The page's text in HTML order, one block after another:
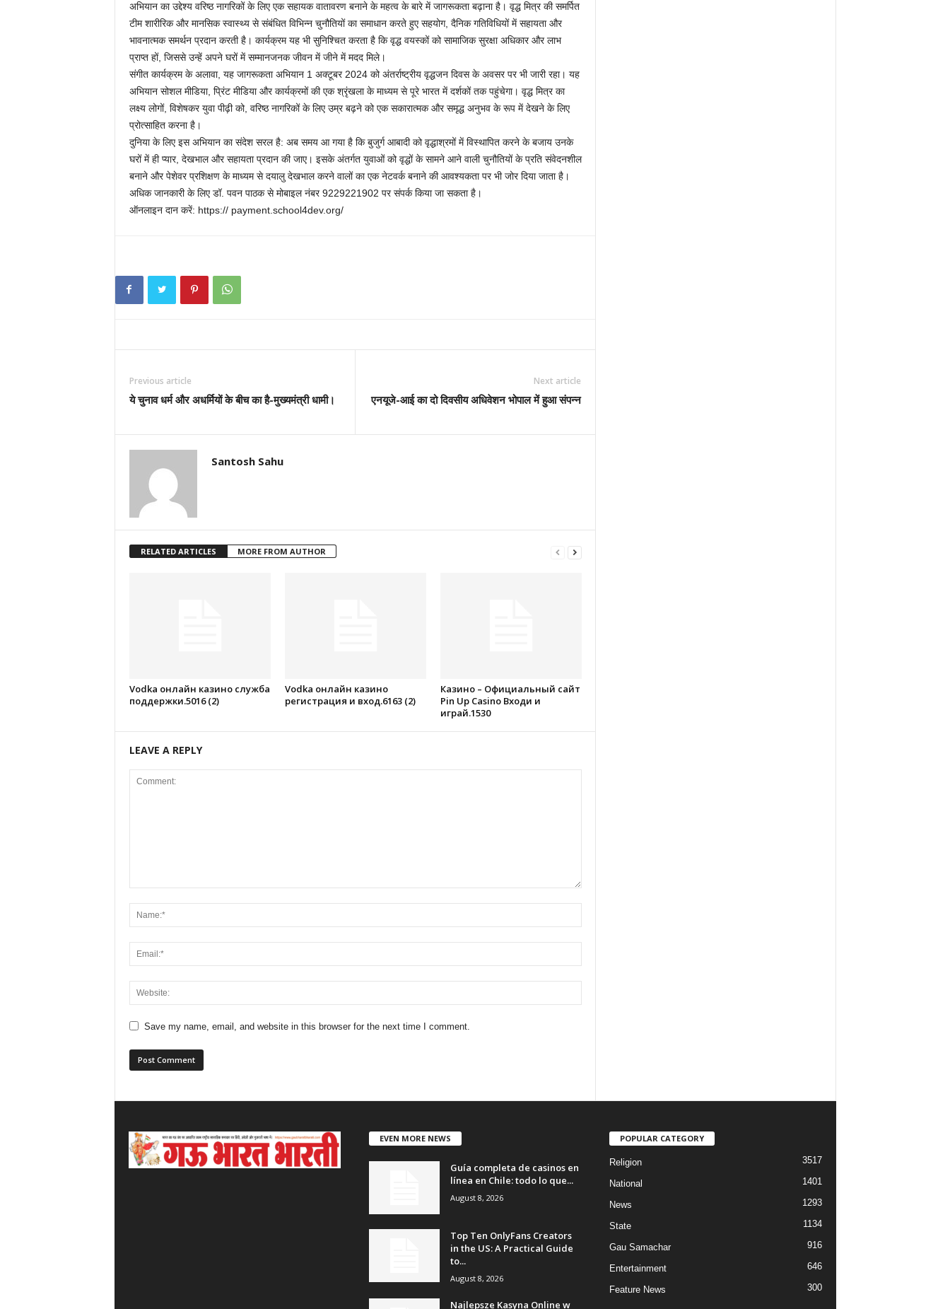
अभियान का उद्देश्य वरिष्ठ नागरिकों के लिए एक सहायक वातावरण बनाने के महत्व के बारे में जागरूकता बढ़ाना है। वृद्ध मित्र की समर्पित
टीम शारीरिक और मानसिक स्वास्थ्य से संबंधित विभिन्न चुनौतियों का समाधान करते हुए सहयोग, दैनिक गतिविधियों में सहायता और
भावनात्मक समर्थन प्रदान करती है। कार्यक्रम यह भी सुनिश्चित करता है कि वृद्ध वयस्कों को सामाजिक सुरक्षा अधिकार और लाभ
प्राप्त हों, जिससे उन्हें अपने घरों में सम्मानजनक जीवन में जीने में मदद मिले।
संगीत कार्यक्रम के अलावा, यह जागरूकता अभियान 1 अक्टूबर 2024 को अंतर्राष्ट्रीय वृद्धजन दिवस के अवसर पर भी जारी रहा। यह
अभियान सोशल मीडिया, प्रिंट मीडिया और कार्यक्रमों की एक श्रृंखला के माध्यम से पूरे भारत में दर्शकों तक पहुंचेगा। वृद्ध मित्र का
लक्ष्य लोगों, विशेषकर युवा पीढ़ी को, वरिष्ठ नागरिकों के लिए उम्र बढ़ने को एक सकारात्मक और समृद्ध अनुभव के रूप में देखने के लिए
प्रोत्साहित करना है।
दुनिया के लिए इस अभियान का संदेश सरल है: अब समय आ गया है कि बुजुर्ग आबादी को वृद्धाश्रमों में विस्थापित करने के बजाय उनके
घरों में ही प्यार, देखभाल और सहायता प्रदान की जाए। इसके अंतर्गत युवाओं को वृद्धों के सामने आने वाली चुनौतियों के प्रति संवेदनशील
बनाने और पेशेवर प्रशिक्षण के माध्यम से दयालु देखभाल करने वालों का एक नेटवर्क बनाने की आवश्यकता पर भी जोर दिया जाता है।
अधिक जानकारी के लिए डॉ. पवन पाठक से मोबाइल नंबर 9229221902 पर संपर्क किया जा सकता है।
ऑनलाइन दान करें: https:// payment.school4dev.org/
Previous article
ये चुनाव धर्म और अधर्मियों के बीच का है-मुख्यमंत्री धामी।
Next article
एनयूजे-आई का दो दिवसीय अधिवेशन भोपाल में हुआ संपन्न
Santosh Sahu
RELATED ARTICLES MORE FROM AUTHOR
Vodka онлайн казино служба
поддержки.5016 (2)
Vodka онлайн казино
регистрация и вход.6163 (2)
Казино – Официальный сайт
Pin Up Casino Входи и
играй.1530
LEAVE A REPLY
Save my name, email, and website in this browser for the next time I comment.
EVEN MORE NEWS
Guía completa de casinos en
línea en Chile: todo lo que...
August 8, 2026
Top Ten OnlyFans Creators
in the US: A Practical Guide
to...
August 8, 2026
Najlepsze Kasyna Online w
POPULAR CATEGORY
Religion 3517
National 1401
News 1293
State 1134
Gau Samachar 916
Entertainment 646
Feature News 300